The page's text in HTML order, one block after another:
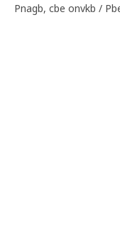
Pnagb, cbe onvkb /